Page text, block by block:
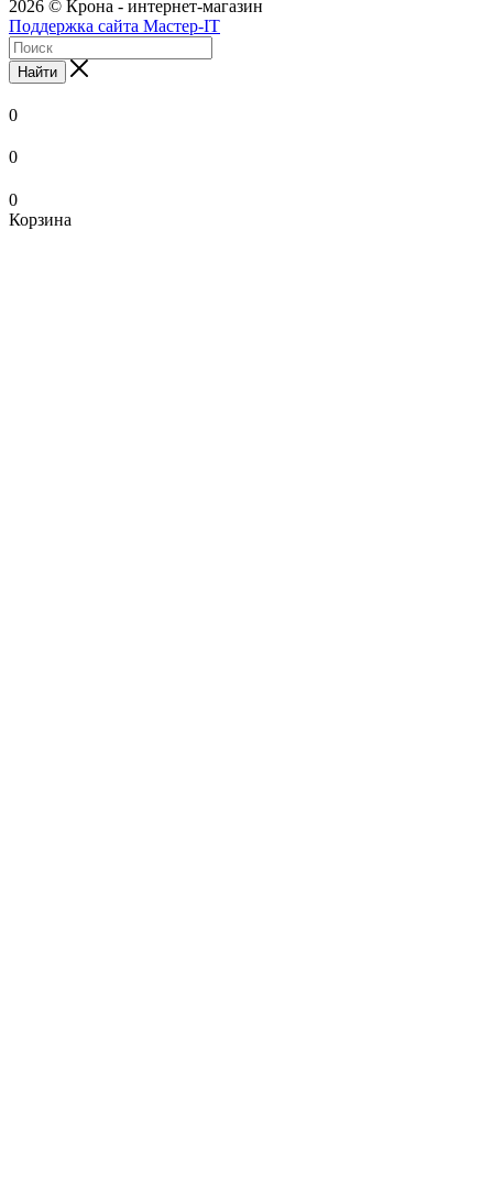
2026 © Крона - интернет-магазин
Поддержка сайта Мастер-IT
Найти
0
0
0
Корзина